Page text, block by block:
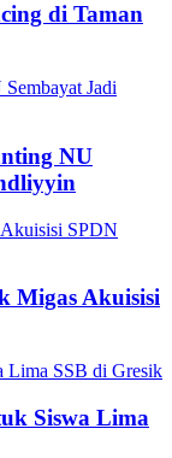
di Taman
NU
Migas Akuisisi
Siswa Lima